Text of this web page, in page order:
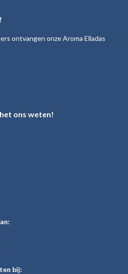
ontvangen onze Aroma Elladas
ons weten!
bij: